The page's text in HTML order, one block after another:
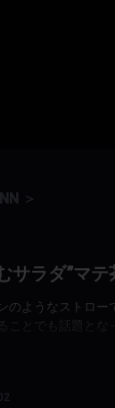
＞
ラダ”マテ
ようなストロー
ことでも話題とな